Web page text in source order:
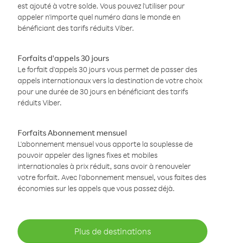
est ajouté à votre solde. Vous pouvez l'utiliser pour
appeler n'importe quel numéro dans le monde en
bénéficiant des tarifs réduits Viber.
Forfaits d'appels 30 jours
Le forfait d'appels 30 jours vous permet de passer des
appels internationaux vers la destination de votre choix
pour une durée de 30 jours en bénéficiant des tarifs
réduits Viber.
Forfaits Abonnement mensuel
L'abonnement mensuel vous apporte la souplesse de
pouvoir appeler des lignes fixes et mobiles
internationales à prix réduit, sans avoir à renouveler
votre forfait. Avec l'abonnement mensuel, vous faites des
économies sur les appels que vous passez déjà.
Plus de destinations